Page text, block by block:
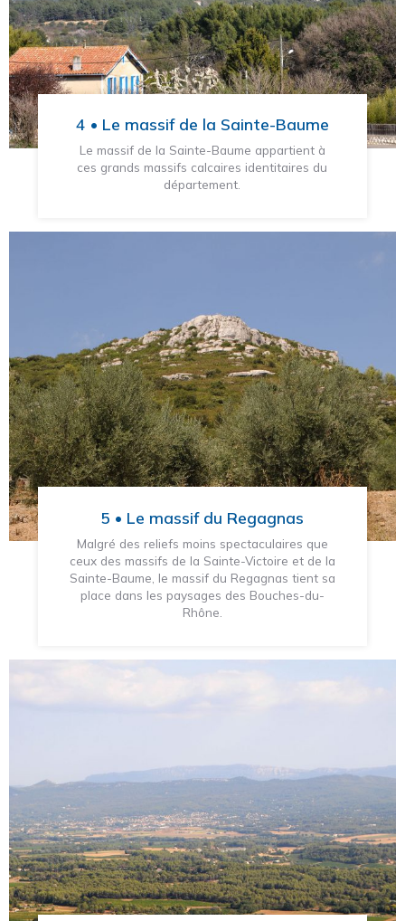
4 • Le massif de la Sainte-Baume
Le massif de la Sainte-Baume appartient à
ces grands massifs calcaires identitaires du
département.
5 • Le massif du Regagnas
Malgré des reliefs moins spectaculaires que
ceux des massifs de la Sainte-Victoire et de la
Sainte-Baume, le massif du Regagnas tient sa
place dans les paysages des Bouches-du-
Rhône.